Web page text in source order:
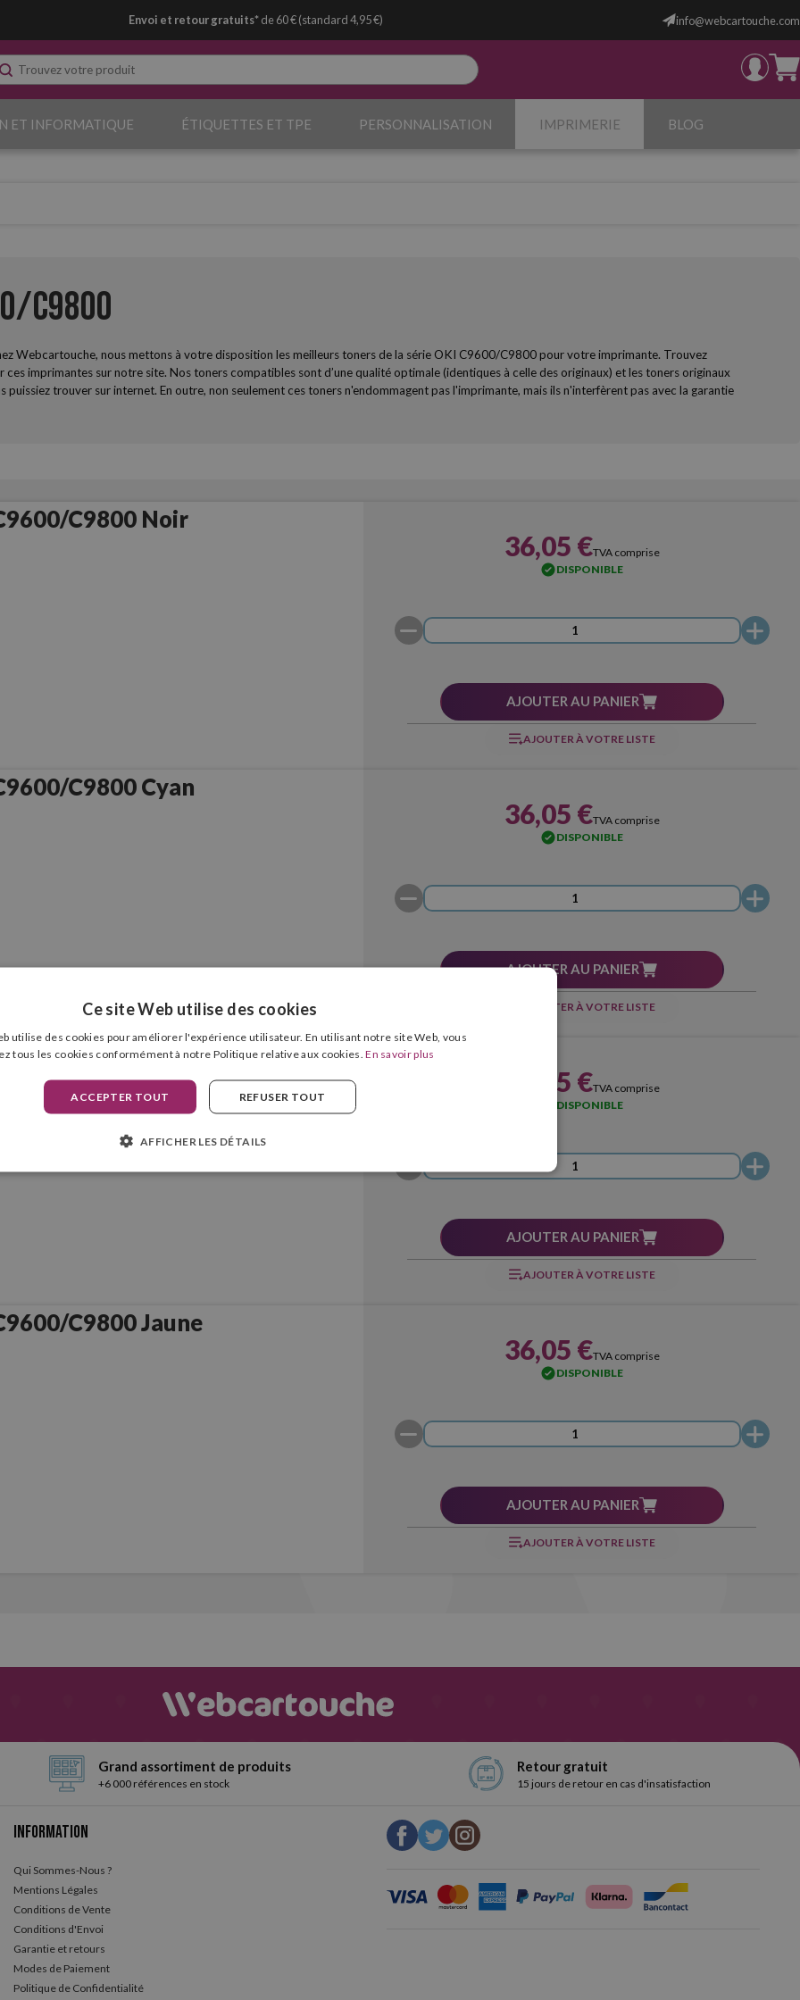
Envoi et retour gratuits*de 60 € (standard 4,95 €) info@webcartouche.com
ET INFORMATIQUE ÉTIQUETTES ET TPE PERSONNALISATION IMPRIMERIE BLOG
C9800
Webcartouche, nous mettons à votre disposition les meilleurs toners de la série OKI C9600/C9800 pour votre imprimante. Trouvez
ces imprimantes sur notre site. Nos toners compatibles sont d’une qualité optimale (identiques à celle des originaux) et les toners originaux
puissiez trouver sur internet. En outre, non seulement ces toners n'endommagent pas l'imprimante, mais ils n'interfèrent pas avec la garantie
C9800 Noir
36,05 €TVA comprise
DISPONIBLE
AJOUTER AU PANIER
AJOUTER À VOTRE LISTE
C9800 Cyan
36,05 €TVA comprise
DISPONIBLE
AJOUTER AU PANIER
AJOUTER À VOTRE LISTE
C9800 Magenta
36,05 €TVA comprise
DISPONIBLE
AJOUTER AU PANIER
AJOUTER À VOTRE LISTE
C9800 Jaune
36,05 €TVA comprise
DISPONIBLE
AJOUTER AU PANIER
AJOUTER À VOTRE LISTE
Grand assortiment de produits
+6 000 références en stock
Retour gratuit
15 jours de retour en cas d'insatisfaction
Information
Qui Sommes-Nous ?
Mentions Légales
Conditions de Vente
Conditions d'Envoi
Garantie et retours
Modes de Paiement
Politique de Confidentialité
Ce site Web utilise des cookies
utilise des cookies pour améliorer l'expérience utilisateur. En utilisant notre site Web, vous
tous les cookies conformément à notre Politique relative aux cookies.En savoir plus
ACCEPTER TOUT REFUSER TOUT
AFFICHER LES DÉTAILS